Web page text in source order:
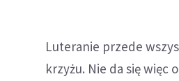
Luteranie przede
krzyżu. Nie da się więc